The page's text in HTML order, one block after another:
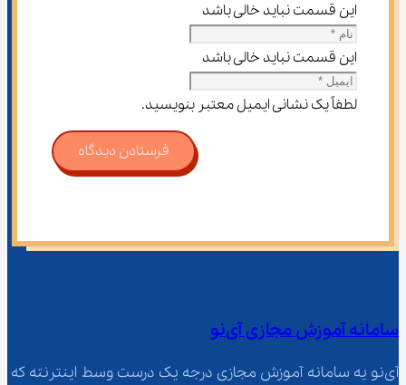
این قسمت نباید خالی باشد
این قسمت نباید خالی باشد
لطفاً یک نشانی ایمیل معتبر بنویسید.
فرستادن دیدگاه
سامانه آموزش مجازی آی‌نو
آی‌نو یه سامانه آموزش مجازی درجه یک درست وسط اینترنته که